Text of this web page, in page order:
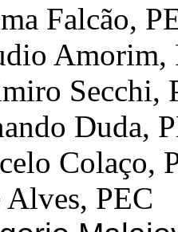
Falcão,
Amorim,
Secchi,
Duda,
Colaço,
Alves, PEC